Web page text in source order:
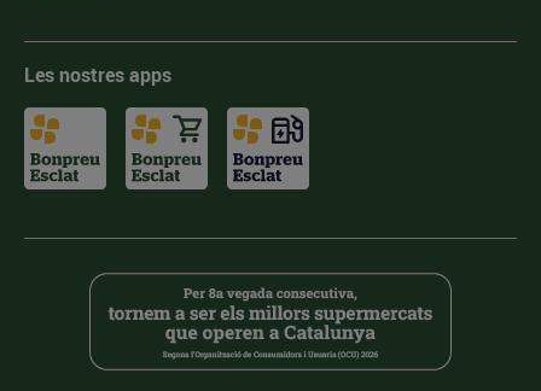
Les nostres apps